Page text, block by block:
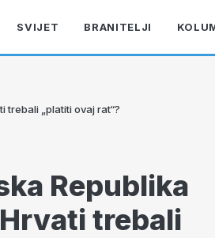
SVIJET BRANITELJI
trebali „platiti ovaj rat“?
Republika
trebali